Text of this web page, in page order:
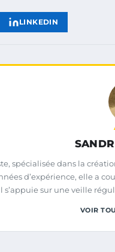
LINKEDIN
spécialisée dans la
d’expérience, elle a
sur une veille
VOIR